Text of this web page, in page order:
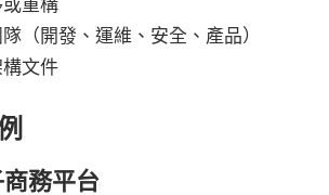
（開發、運維、安全、產品）
文件
務平台